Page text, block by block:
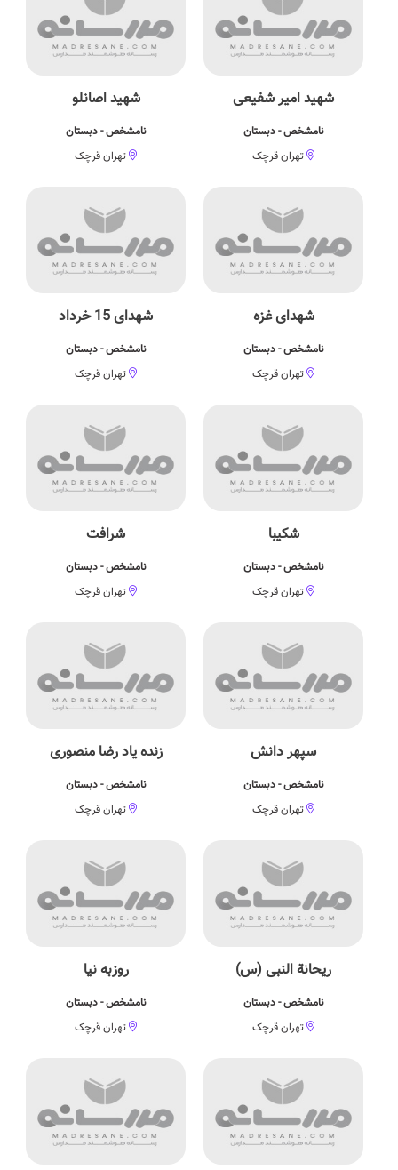
شهید امیر شفیعی
نامشخص - دبستان
تهران قرچک
شهید اصانلو
نامشخص - دبستان
تهران قرچک
شهدای غزه
نامشخص - دبستان
تهران قرچک
شهدای 15 خرداد
نامشخص - دبستان
تهران قرچک
شکیبا
نامشخص - دبستان
تهران قرچک
شرافت
نامشخص - دبستان
تهران قرچک
سپهر دانش
نامشخص - دبستان
تهران قرچک
زنده یاد رضا منصوری
نامشخص - دبستان
تهران قرچک
ریحانة النبی (س)
نامشخص - دبستان
تهران قرچک
روزبه نیا
نامشخص - دبستان
تهران قرچک